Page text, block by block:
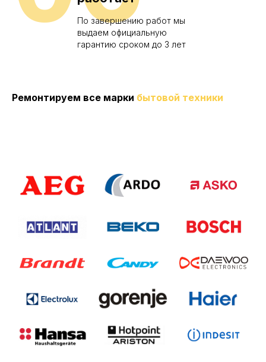
По завершению работ мы
выдаем официальную
гарантию сроком до 3 лет
Ремонтируем все марки бытовой техники